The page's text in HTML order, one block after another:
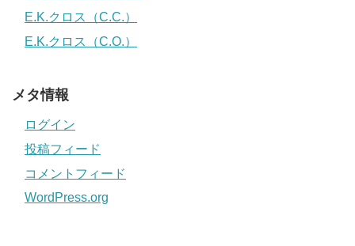
E.K.クロス（C.C.）
E.K.クロス（C.O.）
メタ情報
ログイン
投稿フィード
コメントフィード
WordPress.org